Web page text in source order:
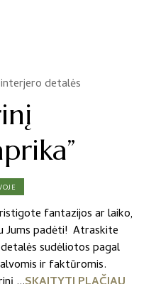
detalės
fantazijos ar laiko,
Jums padėti! Atraskite
sudėliotos pagal
ir faktūromis.